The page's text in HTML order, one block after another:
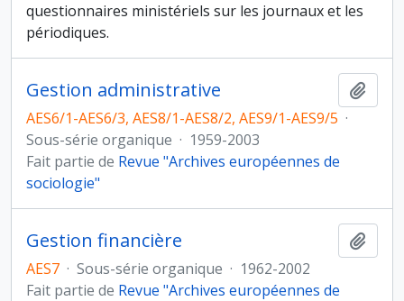
questionnaires ministériels sur les journaux et les
périodiques.
Gestion administrative
AES6/1-AES6/3, AES8/1-AES8/2, AES9/1-AES9/5 ·
Sous-série organique · 1959-2003
Fait partie de Revue "Archives européennes de
sociologie"
Gestion financière
AES7 · Sous-série organique · 1962-2002
Fait partie de Revue "Archives européennes de